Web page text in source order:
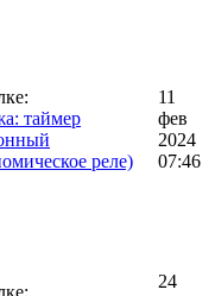
таймер
реле)
11
фев
2024
07:46
24